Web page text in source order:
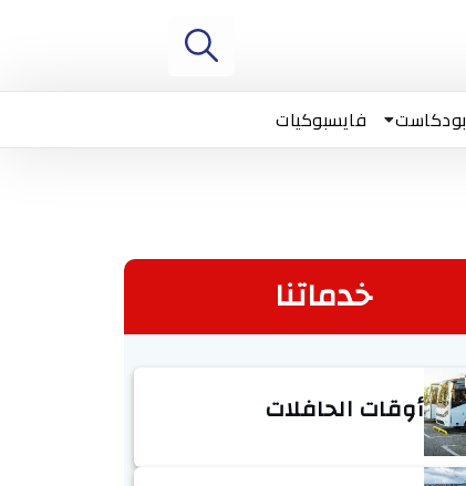
بودكاست فايسبوكيات
خدماتنا
أوقات الحافلات